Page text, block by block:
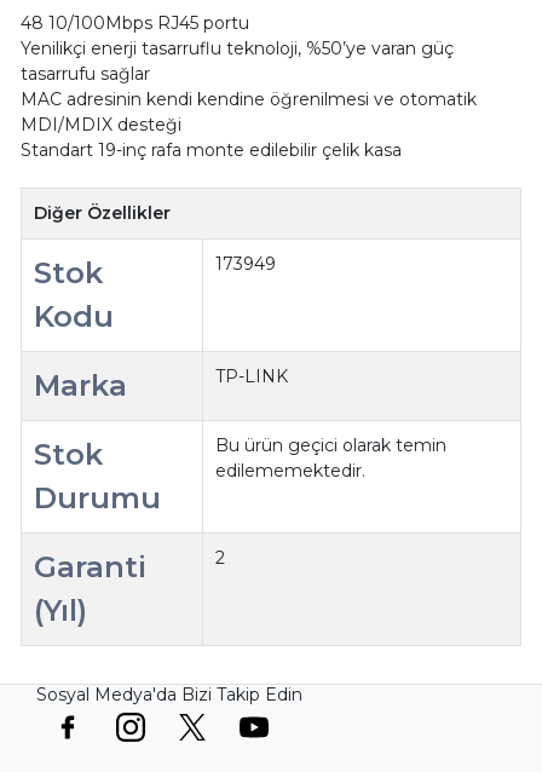
48 10/100Mbps RJ45 portu
Yenilikçi enerji tasarruflu teknoloji, %50’ye varan güç
tasarrufu sağlar
MAC adresinin kendi kendine öğrenilmesi ve otomatik
MDI/MDIX desteği
Standart 19-inç rafa monte edilebilir çelik kasa
Diğer Özellikler
Stok
Kodu
173949
Marka TP-LINK
Stok
Durumu
Bu ürün geçici olarak temin
edilememektedir.
Garanti
(Yıl)
2
Sosyal Medya'da Bizi Takip Edin